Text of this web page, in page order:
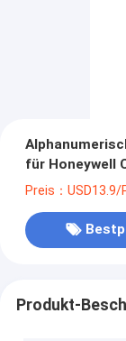
für Honeywell
Preis：USD13.9/
Produkt-